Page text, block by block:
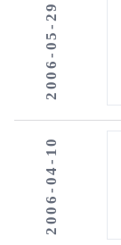
2006-05-29
2006-04-10